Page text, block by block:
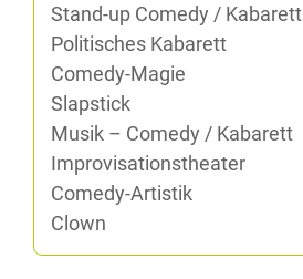
Stand-up Co­me­dy /​ Ka­ba­rett
Po­li­ti­sches Kabarett
Co­me­dy-Ma­gie
Slap­stick
Mu­sik – Co­me­dy /​ Ka­ba­rett
Im­pro­vi­sa­ti­ons­thea­ter
Co­me­dy-Ar­tis­tik
Clown